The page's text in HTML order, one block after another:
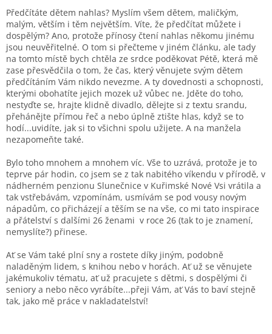
Předčítáte dětem nahlas? Myslím všem dětem, maličkým,
malým, větším i těm největším. Víte, že předčítat můžete i
dospělým? Ano, protože přínosy čtení nahlas někomu jinému
jsou neuvěřitelné. O tom si přečteme v jiném článku, ale tady
na tomto místě bych chtěla ze srdce poděkovat Pétě, která mě
zase přesvědčila o tom, že čas, který věnujete svým dětem
předčítáním Vám nikdo nevezme. A ty dovednosti a schopnosti,
kterými obohatíte jejich mozek už vůbec ne. Jděte do toho,
nestyďte se, hrajte klidně divadlo, dělejte si z textu srandu,
přehánějte přímou řeč a nebo úplně ztište hlas, když se to
hodí...uvidíte, jak si to všichni spolu užijete. A na manžela
nezapomeňte také.
Bylo toho mnohem a mnohem víc. Vše to uzrává, protože je to
teprve pár hodin, co jsem se z tak nabitého víkendu v přírodě, v
nádherném penzionu Slunečnice v Kuřimské Nové Vsi vrátila a
tak vstřebávám, vzpomínám, usmívám se pod vousy novým
nápadům, co přicházejí a těším se na vše, co mi tato inspirace
a přátelství s dalšími 26 ženami v roce 26 (tak to je znamení,
nemyslíte?) přinese.
Ať se Vám také plní sny a rostete díky jiným, podobně
naladěným lidem, s knihou nebo v horách. Ať už se věnujete
jakémukoliv tématu, ať už pracujete s dětmi, s dospělými či
seniory a nebo něco vyrábíte...přeji Vám, ať Vás to baví stejně
tak, jako mě práce v nakladatelství!